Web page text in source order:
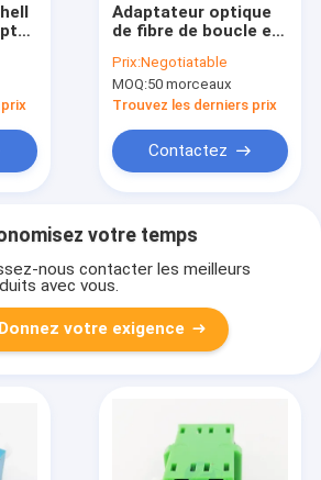
Adaptateur optique
de fibre de boucle en
LC RPA avec le
shrapnel Flangeless
en métal
Prix:Negotiatable
MOQ:50 morceaux
Trouvez les derniers prix
Contactez
votre temps
nous contacter les meilleurs
avec vous.
Donnez votre exigence